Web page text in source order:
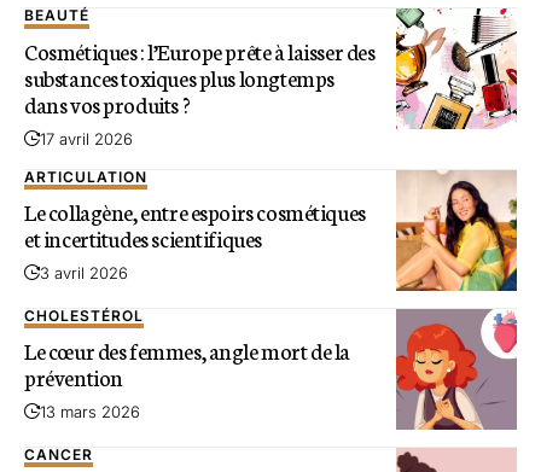
BEAUTÉ
Cosmétiques : l’Europe prête à laisser des
substances toxiques plus longtemps
dans vos produits ?
17 avril 2026
ARTICULATION
Le collagène, entre espoirs cosmétiques
et incertitudes scientifiques
3 avril 2026
CHOLESTÉROL
Le cœur des femmes, angle mort de la
prévention
13 mars 2026
CANCER